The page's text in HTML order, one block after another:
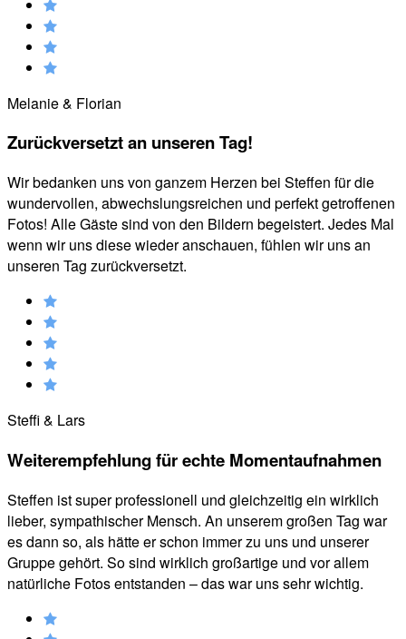
Melanie & Florian
Zurückversetzt an unseren Tag!
Wir bedanken uns von ganzem Herzen bei Steffen für die
wundervollen, abwechslungsreichen und perfekt getroffenen
Fotos! Alle Gäste sind von den Bildern begeistert. Jedes Mal
wenn wir uns diese wieder anschauen, fühlen wir uns an
unseren Tag zurückversetzt.
Steffi & Lars
Weiterempfehlung für echte Momentaufnahmen
Steffen ist super professionell und gleichzeitig ein wirklich
lieber, sympathischer Mensch. An unserem großen Tag war
es dann so, als hätte er schon immer zu uns und unserer
Gruppe gehört. So sind wirklich großartige und vor allem
natürliche Fotos entstanden – das war uns sehr wichtig.